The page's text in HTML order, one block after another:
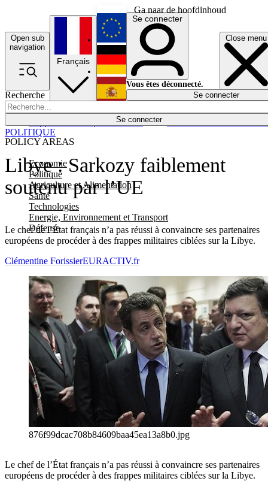
Ga naar de hoofdinhoud
Open sub
navigation
Close menu
Recherche
Se connecter
POLICY AREAS
Economie
Politique
Agriculture et Alimentation
Santé
Technologies
Energie, Environnement et Transport
Défense
Économie
Français
English
Deutsch
Español
Se connecter
Vous êtes déconnecté.
Se connecter
Libye : Sarkozy faiblement
soutenu par l’UE
Le chef de l’État français n’a pas réussi à convaincre ses partenaires
européens de procéder à des frappes militaires ciblées sur la Libye.
POLITIQUE
Clémentine ForissierEURACTIV.fr
876f99dcac708b84609baa45ea13a8b0.jpg
Le chef de l’État français n’a pas réussi à convaincre ses partenaires
européens de procéder à des frappes militaires ciblées sur la Libye.